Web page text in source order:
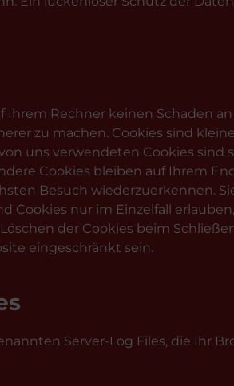
Rechner keinen Schaden
zu machen. Cookies sind
uns verwendeten Cookies sind
Cookies bleiben auf Ihrem
Besuch wiederzuerkennen.
Cookies nur im Einzelfall
der Cookies beim
eingeschränkt sein.
Server-Log Files, die Ihr